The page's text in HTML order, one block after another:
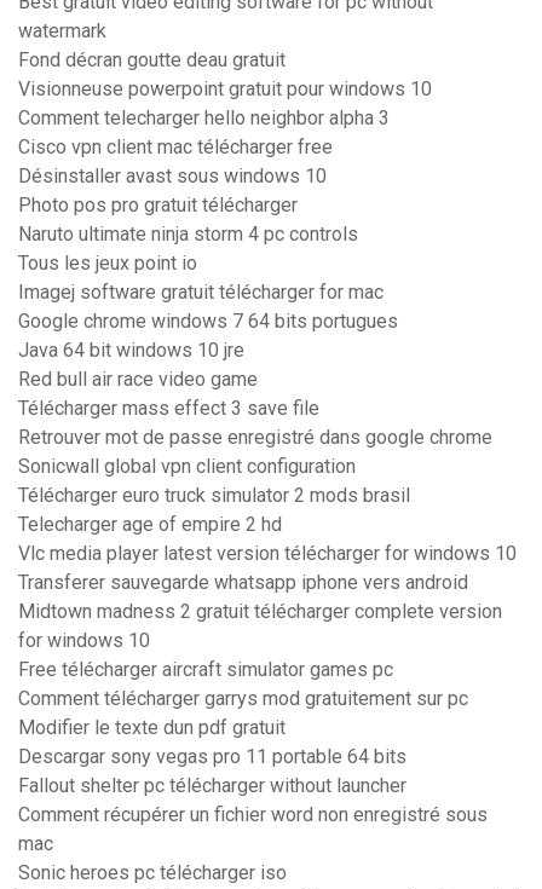
watermark
Fond décran goutte deau gratuit
Visionneuse powerpoint gratuit pour windows 10
Comment telecharger hello neighbor alpha 3
Cisco vpn client mac télécharger free
Désinstaller avast sous windows 10
Photo pos pro gratuit télécharger
Naruto ultimate ninja storm 4 pc controls
Tous les jeux point io
Imagej software gratuit télécharger for mac
Google chrome windows 7 64 bits portugues
Java 64 bit windows 10 jre
Red bull air race video game
Télécharger mass effect 3 save file
Retrouver mot de passe enregistré dans google chrome
Sonicwall global vpn client configuration
Télécharger euro truck simulator 2 mods brasil
Telecharger age of empire 2 hd
Vlc media player latest version télécharger for windows 10
Transferer sauvegarde whatsapp iphone vers android
Midtown madness 2 gratuit télécharger complete version
for windows 10
Free télécharger aircraft simulator games pc
Comment télécharger garrys mod gratuitement sur pc
Modifier le texte dun pdf gratuit
Descargar sony vegas pro 11 portable 64 bits
Fallout shelter pc télécharger without launcher
Comment récupérer un fichier word non enregistré sous
mac
Sonic heroes pc télécharger iso